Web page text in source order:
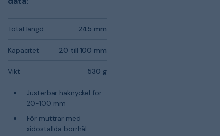
Total längd 245 mm
Kapacitet 20 till 100 mm
Vikt 530 g
Justerbar haknyckel för
20-100 mm
För muttrar med
sidoställda borrhål